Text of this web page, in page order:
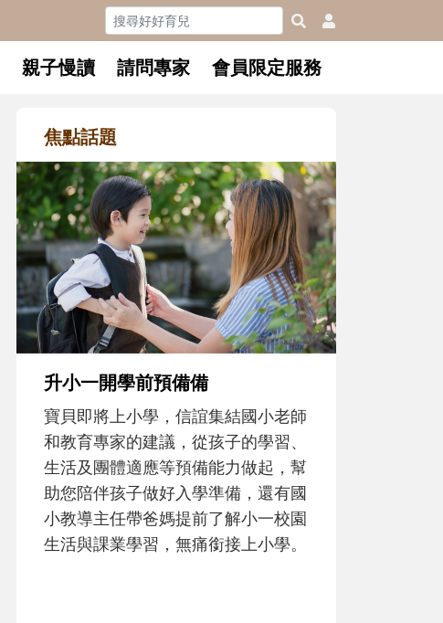
親子慢讀 請問專家 會員限定服務
焦點話題
和孩子一起長大的那個男人│讀
懂父親的不同模樣
沒有人天生就擅長當爸爸！男人總是
在一次次「前所未有」的體驗中，跟
著孩子一起長大。從給予安全感的肢
體遊戲，到獨立自主、角色認同及解
決問題的能力養成。爸爸正嘗試用不
同的模樣，參與孩子每個重要的成長
歷程。